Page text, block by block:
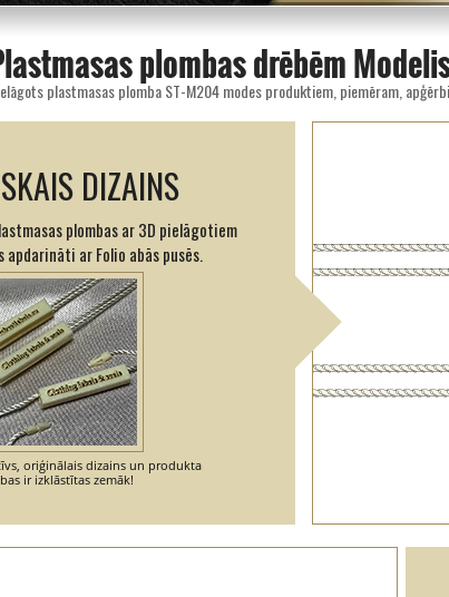
plombas drēbēm
DIZAINS
plombas ar 3D pielāgotiem
apdarināti ar Folio abās pusēs.
oriģinālais dizains un produkta
ir izklāstītas zemāk!